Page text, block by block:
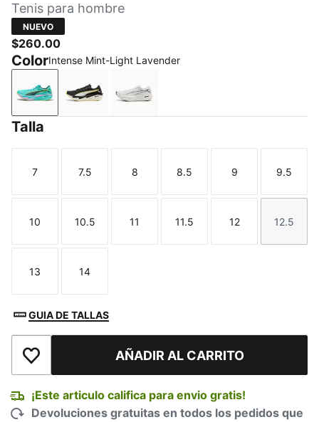
Tenis para hombre
NUEVO
$260.00
ColorIntense Mint-Light Lavender
Intense Mint-Light Lavender
PUMA Black-Vibrant Yellow
PUMA White-PUMA Black
Talla
Talla
7
Talla
7.5
Talla
8
Talla
8.5
Talla
9
Talla
9.5
Talla
10
Talla
10.5
Talla
11
Talla
11.5
Talla
12
Talla
12.5
Talla
13
Talla
14
GUIA DE TALLAS
Añadir a la lista de deseosAÑADIR AL CARRITO
¡Este articulo califica para envio gratis!
Devoluciones gratuitas en todos los pedidos que